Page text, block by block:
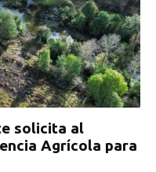
solicita al
Agrícola para